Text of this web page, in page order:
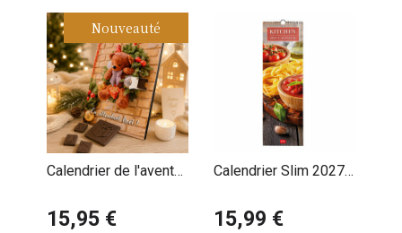
Nouveauté
Calendrier de l'avent
Ourson personnalisé
15,95 €
Calendrier Slim 2027
15,99 €